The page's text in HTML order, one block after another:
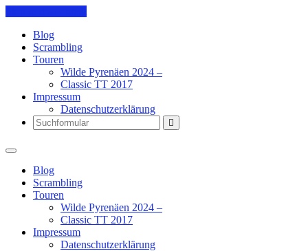
Blog
Scrambling
Touren
Wilde Pyrenäen 2024 –
Classic TT 2017
Impressum
Datenschutzerklärung
Search
Blog
Scrambling
Touren
Wilde Pyrenäen 2024 –
Classic TT 2017
Impressum
Datenschutzerklärung